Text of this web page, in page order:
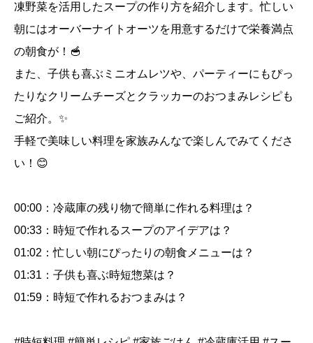
単
お
つ
レ
凍野菜を活用したスープの作り方を紹介します。忙しい
朝にはオーバーナイトオーツを用意するだけで栄養満点
の朝食が！🥣
また、子供も喜ぶミニオムレツや、パーティーにもぴっ
たりなクリームチーズとクラッカーのおつまみレシピも
ご紹介。✨
手軽で美味しい料理を家族みんなで楽しんでみてくださ
い！😊
00:00：冷蔵庫の残り物で簡単に作れる料理は？
00:33：時短で作れるスープのアイデアは？
01:02：忙しい朝にぴったりの朝食メニューは？
01:31：子供も喜ぶ時短惣菜は？
01:59：時短で作れるおつまみは？